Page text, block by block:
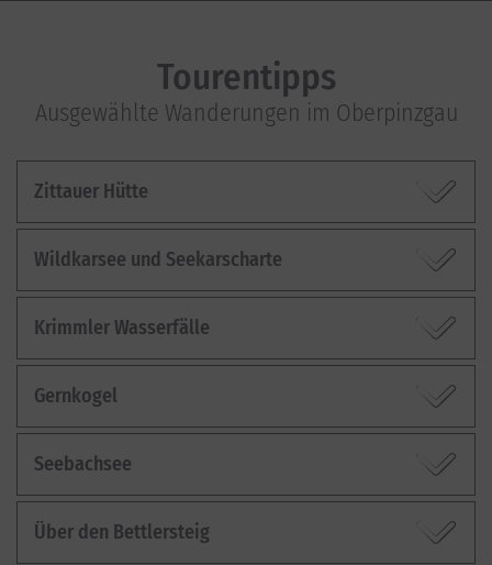
Tourentipps
Ausgewählte Wanderungen im Oberpinzgau
Zittauer Hütte
Wildkarsee und Seekarscharte
Krimmler Wasserfälle
Gernkogel
Seebachsee
Über den Bettlersteig